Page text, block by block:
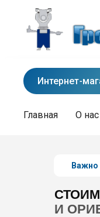
Интернет-
Главная О нас
Важно
И